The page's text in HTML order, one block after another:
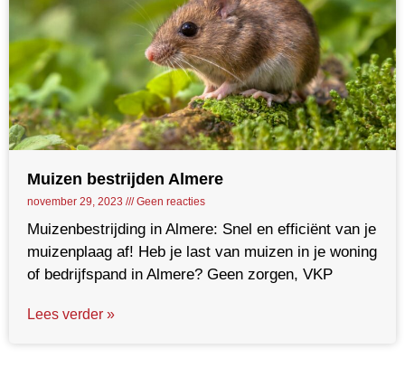
Muizen bestrijden Almere
november 29, 2023 Geen reacties
Muizenbestrijding in Almere: Snel en efficiënt van je
muizenplaag af! Heb je last van muizen in je woning
of bedrijfspand in Almere? Geen zorgen, VKP
Lees verder »